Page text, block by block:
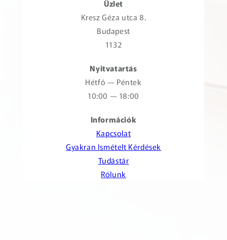
Üzlet
Kresz Géza utca 8.
Budapest
1132
Nyitvatartás
Hétfő — Péntek
10:00 — 18:00
Információk
Kapcsolat
Gyakran Ismételt Kérdések
Tudástár
Rólunk